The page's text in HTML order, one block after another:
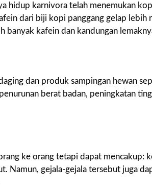
hidup karnivora telah menemukan
dari biji kopi panggang gelap lebih
banyak kafein dan kandungan
dan produk sampingan hewan
berat badan, peningkatan
ke orang tetapi dapat mencakup:
Namun, gejala-gejala tersebut juga